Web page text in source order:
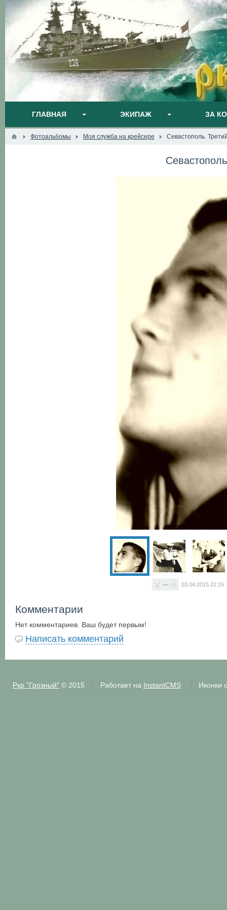
ГЛАВНАЯ ЭКИПАЖ ЗА
Фотоальбомы Моя служба на крейсере Севастополь.
— 03.04.201522:15
Комментарии
Нет комментариев. Ваш будет первым!
Написать комментарий
Ркр "Грозный"© 2015 Работает на InstantCMS Иконки